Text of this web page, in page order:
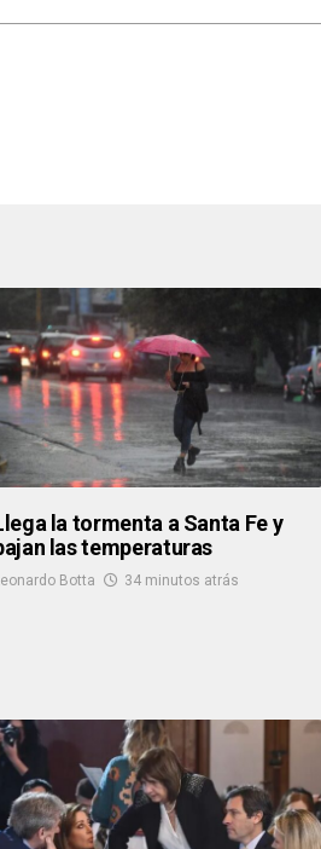
la tormenta a Santa Fe y
las temperaturas
Botta 34 minutos atrás